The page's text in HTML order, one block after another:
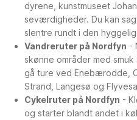
dyrene, kunstmuseet
seværdigheder. Du kan
slentre rundt i den
Vandreruter på Nordfyn -
skønne områder med
gå ture ved Enebærodde,
Strand, Langesø og
Cykelruter på Nordfyn -
og starter blandt andet i